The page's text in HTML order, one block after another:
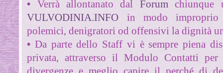
• Verrà allontanato dal Forum chiunque
VULVODINIA.INFO
in modo improprio
polemici, denigratori od offensivi la dignità
• Da parte dello Staff vi è sempre piena
privata, attraverso il Modulo Contatti per